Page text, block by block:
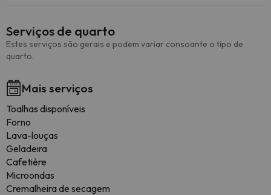
Serviços de quarto
Estes serviços são gerais e podem variar consoante o tipo de
quarto.
Mais serviços
Toalhas disponíveis
Forno
Lava-louças
Geladeira
Cafetière
Microondas
Cremalheira de secagem